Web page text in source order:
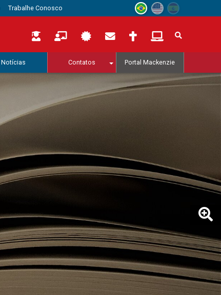
Trabalhe Conosco
Notícias Contatos Portal Mackenzie